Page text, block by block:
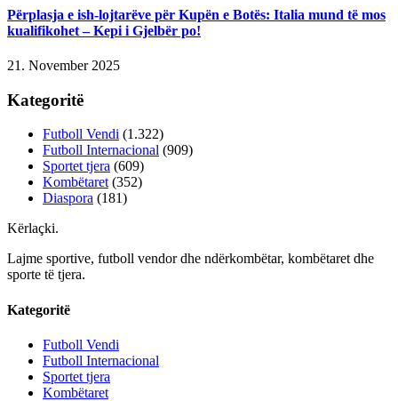
Përplasja e ish-lojtarëve për Kupën e Botës: Italia mund të mos
kualifikohet – Kepi i Gjelbër po!
21. November 2025
Kategoritë
Futboll Vendi (1.322)
Futboll Internacional (909)
Sportet tjera (609)
Kombëtaret (352)
Diaspora (181)
Kërlaçki.
Lajme sportive, futboll vendor dhe ndërkombëtar, kombëtaret dhe
sporte të tjera.
Kategoritë
Futboll Vendi
Futboll Internacional
Sportet tjera
Kombëtaret